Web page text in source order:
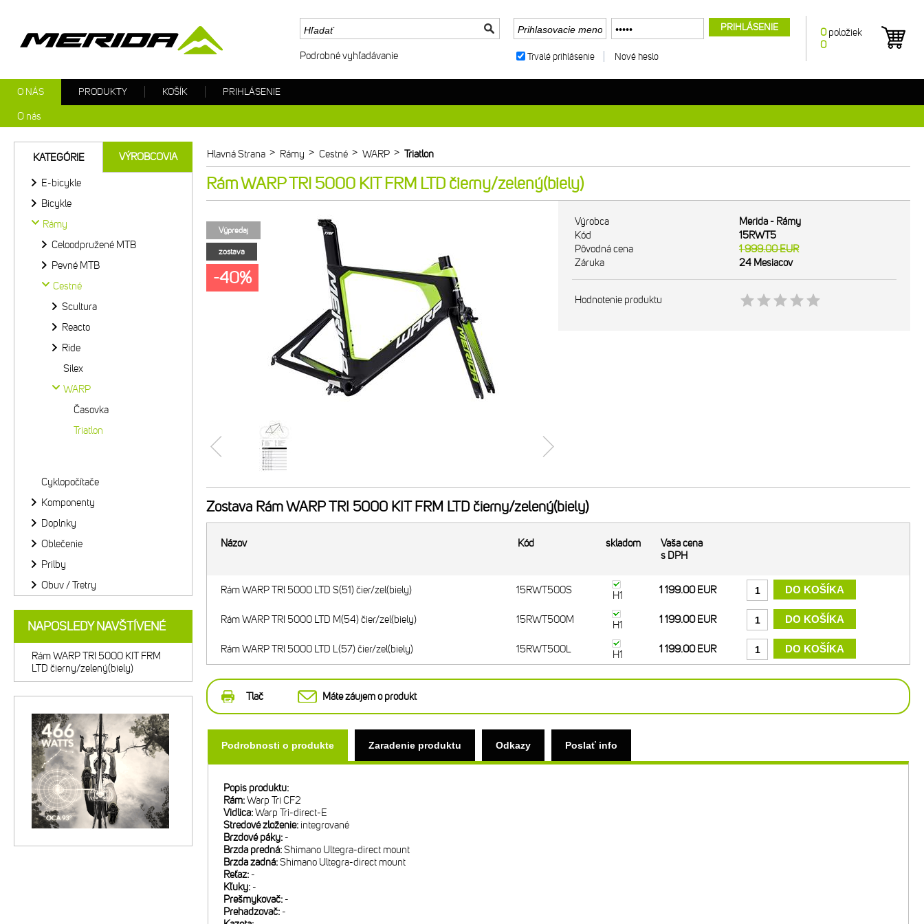
Hlavná Strana > Rámy > Cestné > WARP > Triatlon
Rám WARP TRI 5000 KIT FRM LTD čierny/zelený(biely)
Výpredaj
zostava
-40%
Výrobca
Merida - Rámy
Kód
15RWT5
Pôvodná cena
1 999.00EUR
Záruka
24 Mesiacov
Hodnotenie produktu
Zostava Rám WARP TRI 5000 KIT FRM LTD čierny/zelený(biely)
Názov Kód skladom
Vaša cena
s DPH
Rám WARP TRI 5000 LTD S(51) čier/zel(biely) 15RWT500S H1 1 199.00 EUR
Rám WARP TRI 5000 LTD M(54) čier/zel(biely) 15RWT500M H1 1 199.00 EUR
Rám WARP TRI 5000 LTD L(57) čier/zel(biely) 15RWT500L H1 1 199.00 EUR
Tlač Máte záujem o produkt
Podrobnosti o produkte Zaradenie produktu Odkazy Poslať info
Popis produktu:
Rám:Warp Tri CF2
Vidlica:Warp Tri-direct-E
Stredové zloženie: integrované
Brzdové páky: -
Brzda predná:Shimano Ultegra-direct mount
Brzda zadná:Shimano Ultegra-direct mount
Reťaz: -
Kľuky: -
Prešmykovač: -
Prehadzovač: -
KATEGÓRIE VÝROBCOVIA
E-bicykle
Bicykle
Rámy
Celoodpružené MTB
Pevné MTB
Cestné
Scultura
Reacto
Ride
Silex
WARP
Časovka
Triatlon
Cyklopočítače
Komponenty
Doplnky
Oblečenie
Prilby
Obuv / Tretry
NAPOSLEDY NAVŠTÍVENÉ
Rám WARP TRI 5000 KIT FRM
LTD čierny/zelený(biely)
Podrobné vyhľadávanie
O NÁS
O nás
PRODUKTY KOŠÍK PRIHLÁSENIE
0 položiek
0
PRIHLÁSENIE
Trvalé prihlásenie Nové heslo